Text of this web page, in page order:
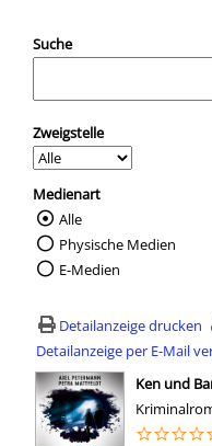
Suche
Zweigstelle
Medienart
Wählen Sie die
Alle
Physische Medien
E-Medien
Detailanzeige drucken
Detailanzeige per E-Mail
wird in
Ken und